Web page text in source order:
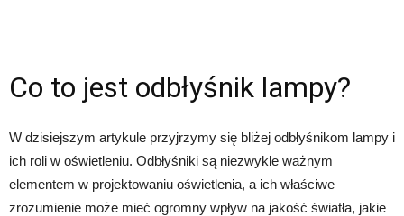
Co to jest odbłyśnik lampy?
W dzisiejszym artykule przyjrzymy się bliżej odbłyśnikom lampy i
ich roli w oświetleniu. Odbłyśniki są niezwykle ważnym
elementem w projektowaniu oświetlenia, a ich właściwe
zrozumienie może mieć ogromny wpływ na jakość światła, jakie